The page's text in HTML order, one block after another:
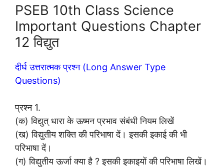
PSEB 10th Class Science
Important Questions Chapter
12 विद्युत
दीर्घ उत्तरात्मक प्रश्न (Long Answer Type
Questions)
प्रश्न 1.
(क) विद्युत् धारा के ऊष्मन प्रभाव संबंधी नियम लिखें
(ख) विद्युतीय शक्ति की परिभाषा दें। इसकी इकाई की भी
परिभाषा दें।
(ग) विद्युतीय ऊर्जा क्या है ? इसकी इकाइयों की परिभाषा लिखें।